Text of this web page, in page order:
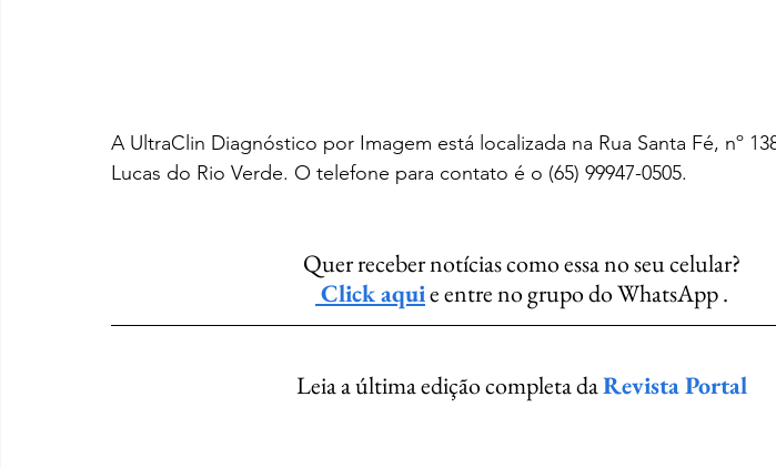
A UltraClin Diagnóstico por Imagem está localizada na Rua Santa Fé, nº
Lucas do Rio Verde. O telefone para contato é o (65) 99947-0505.
Quer receber notícias como essa no seu celular?
Click aqui e entre no grupo do WhatsApp .
Leia a última edição completa da Revista Portal